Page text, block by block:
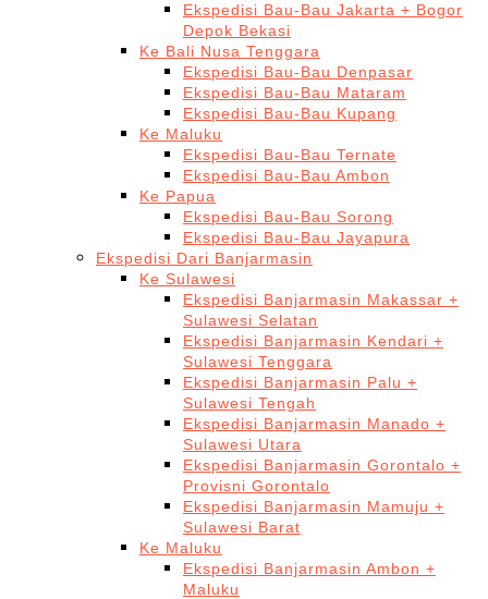
Ekspedisi Bau-Bau Jakarta + Bogor
Depok Bekasi
Ke Bali Nusa Tenggara
Ekspedisi Bau-Bau Denpasar
Ekspedisi Bau-Bau Mataram
Ekspedisi Bau-Bau Kupang
Ke Maluku
Ekspedisi Bau-Bau Ternate
Ekspedisi Bau-Bau Ambon
Ke Papua
Ekspedisi Bau-Bau Sorong
Ekspedisi Bau-Bau Jayapura
Ekspedisi Dari Banjarmasin
Ke Sulawesi
Ekspedisi Banjarmasin Makassar +
Sulawesi Selatan
Ekspedisi Banjarmasin Kendari +
Sulawesi Tenggara
Ekspedisi Banjarmasin Palu +
Sulawesi Tengah
Ekspedisi Banjarmasin Manado +
Sulawesi Utara
Ekspedisi Banjarmasin Gorontalo +
Provisni Gorontalo
Ekspedisi Banjarmasin Mamuju +
Sulawesi Barat
Ke Maluku
Ekspedisi Banjarmasin Ambon +
Maluku